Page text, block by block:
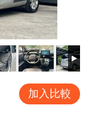
加入比較